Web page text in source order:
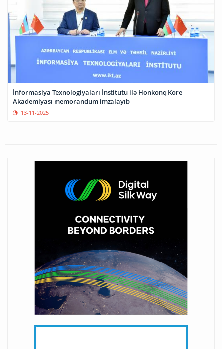
İnformasiya Texnologiyaları İnstitutu ilə Honkonq Kore
Akademiyası memorandum imzalayıb
13-11-2025